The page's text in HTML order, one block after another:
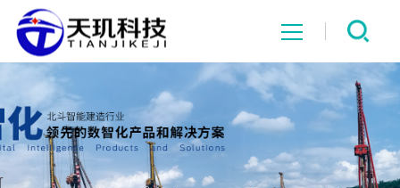
网站首页
系统中心